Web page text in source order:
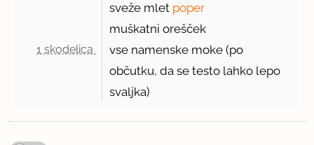
sveže mlet poper
muškatni orešček
1 skodelica
vse namenske moke (po
občutku, da se testo lahko lepo
svaljka)